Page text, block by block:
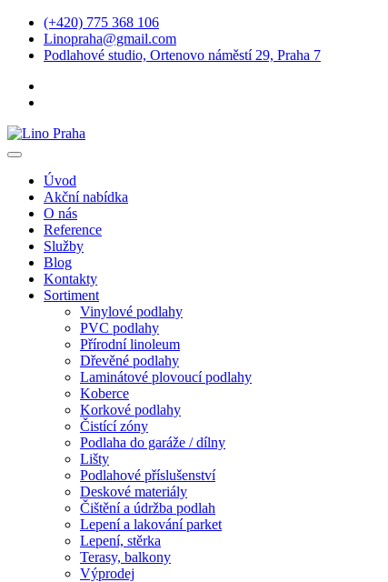
(+420) 775 368 106
Linopraha@gmail.com
Podlahové studio, Ortenovo náměstí 29, Praha 7
Úvod
Akční nabídka
O nás
Reference
Služby
Blog
Kontakty
Sortiment
Vinylové podlahy
PVC podlahy
Přírodní linoleum
Dřevěné podlahy
Laminátové plovoucí podlahy
Koberce
Korkové podlahy
Čistící zóny
Podlaha do garáže / dílny
Lišty
Podlahové příslušenství
Deskové materiály
Čištění a údržba podlah
Lepení a lakování parket
Lepení, stěrka
Terasy, balkony
Výprodej